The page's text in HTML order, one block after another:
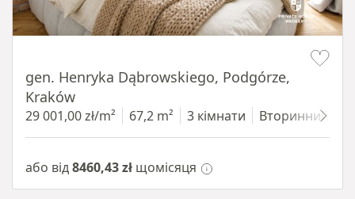
gen. Henryka Dąbrowskiego, Podgórze,
Kraków
29 001,00 zł/m² 67,2 m² 3 кімнати Вторинний
або від8460,43 zł щомісяця